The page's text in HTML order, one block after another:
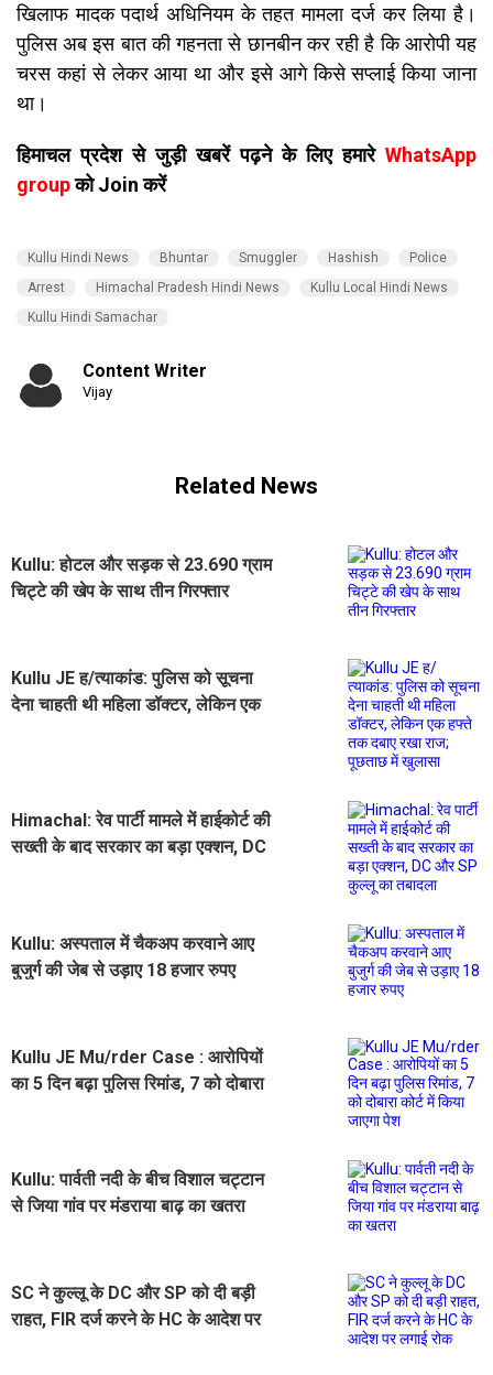
खिलाफ मादक पदार्थ अधिनियम के तहत मामला दर्ज कर लिया है।
पुलिस अब इस बात की गहनता से छानबीन कर रही है कि आरोपी यह
चरस कहां से लेकर आया था और इसे आगे किसे सप्लाई किया जाना
था।
हिमाचल प्रदेश से जुड़ी खबरें पढ़ने के लिए हमारे WhatsApp
groupको Join करें
Kullu Hindi News Bhuntar Smuggler Hashish
Police
Arrest
Himachal Pradesh Hindi News
Kullu Local Hindi News
Kullu Hindi Samachar
Content Writer
Vijay
Related News
Kullu: होटल और सड़क से 23.690 ग्राम
चिट्टे की खेप के साथ तीन गिरफ्तार
Kullu JE ह/त्याकांड: पुलिस को सूचना
देना चाहती थी महिला डॉक्टर, लेकिन एक
Himachal: रेव पार्टी मामले में हाईकोर्ट की
सख्ती के बाद सरकार का बड़ा एक्शन, DC
Kullu: अस्पताल में चैकअप करवाने आए
बुजुर्ग की जेब से उड़ाए 18 हजार रुपए
Kullu JE Mu/rder Case : आरोपियों
का 5 दिन बढ़ा पुलिस रिमांड, 7 को दोबारा
Kullu: पार्वती नदी के बीच विशाल चट्टान
से जिया गांव पर मंडराया बाढ़ का खतरा
SC ने कुल्लू के DC और SP को दी बड़ी
राहत, FIR दर्ज करने के HC के आदेश पर